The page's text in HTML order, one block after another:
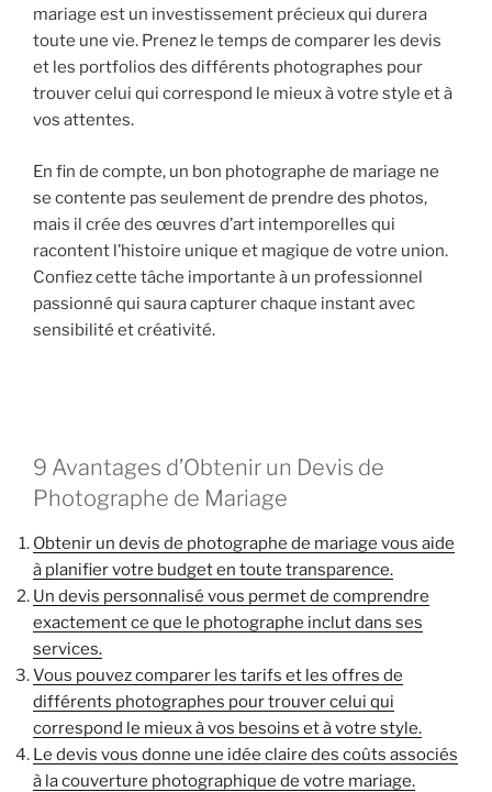
mariage est un investissement précieux qui durera
toute une vie. Prenez le temps de comparer les devis
et les portfolios des différents photographes pour
trouver celui qui correspond le mieux à votre style et à
vos attentes.
En fin de compte, un bon photographe de mariage ne
se contente pas seulement de prendre des photos,
mais il crée des œuvres d’art intemporelles qui
racontent l’histoire unique et magique de votre union.
Confiez cette tâche importante à un professionnel
passionné qui saura capturer chaque instant avec
sensibilité et créativité.
9 Avantages d’Obtenir un Devis de
Photographe de Mariage
Obtenir un devis de photographe de mariage vous aide
à planifier votre budget en toute transparence.
Un devis personnalisé vous permet de comprendre
exactement ce que le photographe inclut dans ses
services.
Vous pouvez comparer les tarifs et les offres de
différents photographes pour trouver celui qui
correspond le mieux à vos besoins et à votre style.
Le devis vous donne une idée claire des coûts associés
à la couverture photographique de votre mariage.